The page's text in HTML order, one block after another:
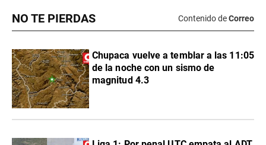
NO TE PIERDAS Contenido deCorreo
Chupaca vuelve a temblar a las 11:05
de la noche con un sismo de
magnitud 4.3